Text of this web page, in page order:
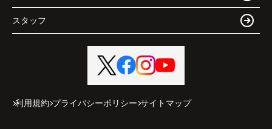
スタッフ
利用規約 プライバシーポリシー サイトマップ